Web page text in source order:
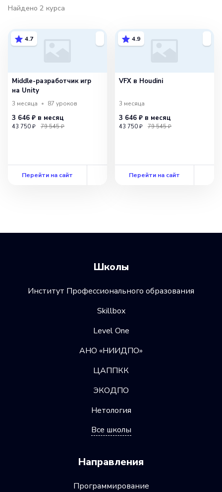
Найдено 2 курса
4.7
Middle-разработчик игр
на Unity
3 месяца 87 уроков
3 646 ₽ в месяц
43 750 ₽ 79 545 ₽
Перейти на сайт
4.9
VFX в Houdini
3 месяца
3 646 ₽ в месяц
43 750 ₽ 79 545 ₽
Перейти на сайт
Школы
Институт Профессионального образования
Skillbox
Level One
АНО «НИИДПО»
ЦАППКК
ЭКОДПО
Нетология
Все школы
Направления
Программирование